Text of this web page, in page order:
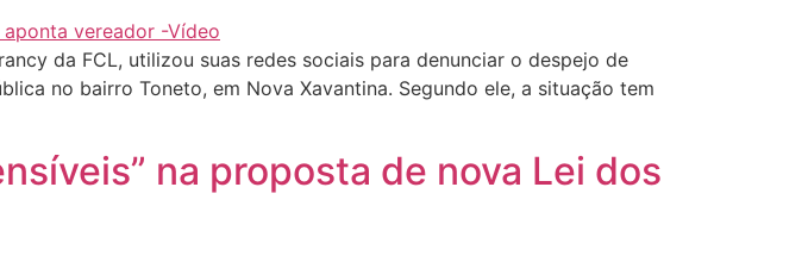
da FCL, utilizou suas redes sociais para denunciar o despejo de
no bairro Toneto, em Nova Xavantina. Segundo ele, a situação tem
na proposta de nova Lei dos